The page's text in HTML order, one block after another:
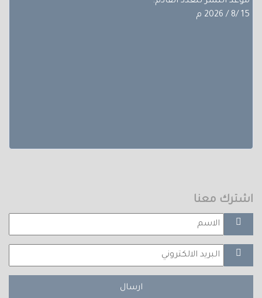
15 /8 / 2026 م
اشترك معنا
ارسال